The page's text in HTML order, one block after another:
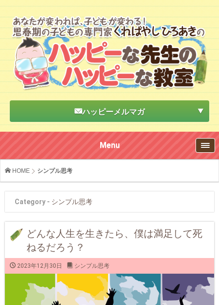
ハッピーメルマガ
Menu
HOME シンプル思考
Category - シンプル思考
どんな人生を生きたら、僕は満足して死
ねるだろう？
2023年12月30日 シンプル思考